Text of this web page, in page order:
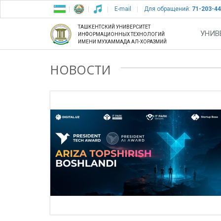
E-mail Для обращений: 71-203-
ТАШКЕНТСКИЙ УНИВЕРСИТЕТ
ИНФОРМАЦИОННЫХ ТЕХНОЛОГИЙ
ИМЕНИ МУХАММАДА АЛ-ХОРАЗМИЙ
НОВОСТИ